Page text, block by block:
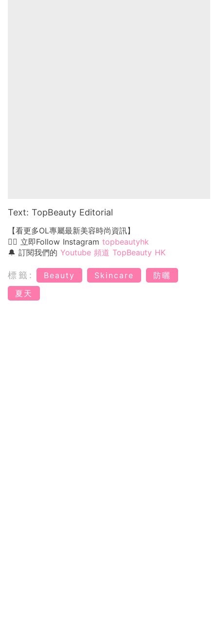
Text: TopBeauty Editorial
【看更多OL專屬最新美容時尚資訊】
👉🏻 立即Follow Instagram topbeautyhk
🔔 訂閱我們的 Youtube 頻道 TopBeauty HK
標籤: Beauty Skincare
防曬
夏天